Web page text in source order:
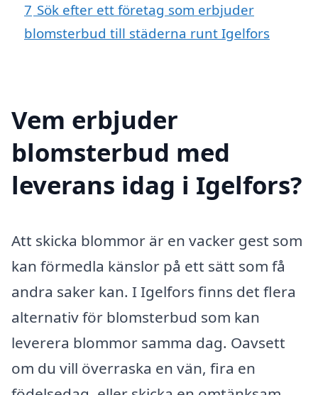
7 Sök efter ett företag som erbjuder
blomsterbud till städerna runt Igelfors
Vem erbjuder
blomsterbud med
leverans idag i Igelfors?
Att skicka blommor är en vacker gest som
kan förmedla känslor på ett sätt som få
andra saker kan. I Igelfors finns det flera
alternativ för blomsterbud som kan
leverera blommor samma dag. Oavsett
om du vill överraska en vän, fira en